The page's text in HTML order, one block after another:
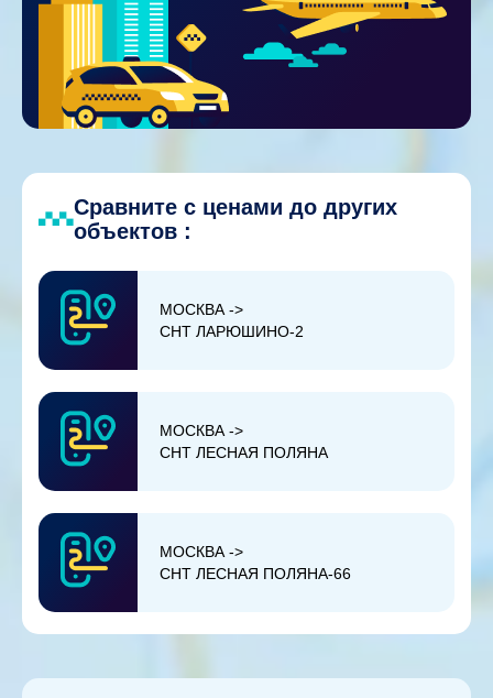
Сравните с ценами до других
объектов :
МОСКВА ->
СНТ ЛАРЮШИНО-2
МОСКВА ->
СНТ ЛЕСНАЯ ПОЛЯНА
МОСКВА ->
СНТ ЛЕСНАЯ ПОЛЯНА-66